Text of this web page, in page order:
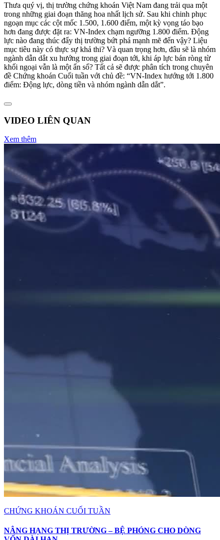
Thưa quý vị, thị trường chứng khoán Việt Nam đang trải qua một
trong những giai đoạn thăng hoa nhất lịch sử. Sau khi chinh phục
ngoạn mục các cột mốc 1.500, 1.600 điểm, một kỳ vọng táo bạo
hơn đang được đặt ra: VN-Index chạm ngưỡng 1.800 điểm. Động
lực nào đang thúc đẩy thị trường bứt phá mạnh mẽ đến vậy? Liệu
mục tiêu này có thực sự khả thi? Và quan trọng hơn, đâu sẽ là nhóm
ngành dẫn dắt xu hướng trong giai đoạn tới, khi áp lực bán ròng từ
khối ngoại vẫn là một ẩn số? Tất cả sẽ được phân tích trong chuyên
đề Chứng khoán Cuối tuần với chủ đề: “VN-Index hướng tới 1.800
điểm: Động lực, dòng tiền và nhóm ngành dẫn dắt”.
VIDEO LIÊN QUAN
Xem thêm
CHỨNG KHOÁN CUỐI TUẦN
NÂNG HẠNG THỊ TRƯỜNG – BỆ PHÓNG CHO DÒNG